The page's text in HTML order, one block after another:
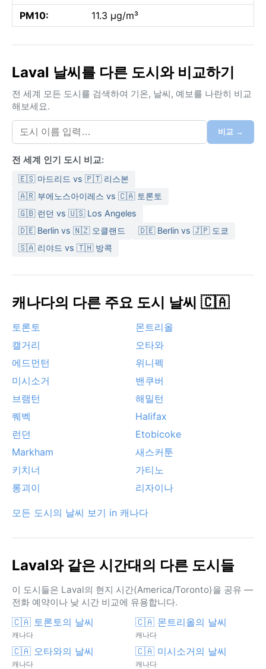
PM10:
11.3 µg/m³
Laval 날씨를 다른 도시와 비교하기
전 세계 모든 도시를 검색하여 기온, 날씨, 예보를 나란히 비교
해보세요.
비교 →
전 세계 인기 도시 비교:
🇪🇸 마드리드 vs 🇵🇹 리스본
🇦🇷 부에노스아이레스 vs 🇨🇦 토론토
🇬🇧 런던 vs 🇺🇸 Los Angeles
🇩🇪 Berlin vs 🇳🇿 오클랜드
🇩🇪 Berlin vs 🇯🇵 도쿄
🇸🇦 리야드 vs 🇹🇭 방콕
캐나다의 다른 주요 도시 날씨 🇨🇦
토론토
몬트리올
캘거리
오타와
에드먼턴
위니펙
미시소거
밴쿠버
브램턴
해밀턴
퀘벡
Halifax
런던
Etobicoke
Markham
새스커툰
키치너
가티노
롱괴이
리자이나
모든 도시의 날씨 보기 in 캐나다
Laval와 같은 시간대의 다른 도시들
이 도시들은 Laval의 현지 시간(America/Toronto)을 공유 —
전화 예약이나 낮 시간 비교에 유용합니다.
🇨🇦 토론토의 날씨
캐나다
🇨🇦 몬트리올의 날씨
캐나다
🇨🇦 오타와의 날씨
캐나다
🇨🇦 미시소거의 날씨
캐나다